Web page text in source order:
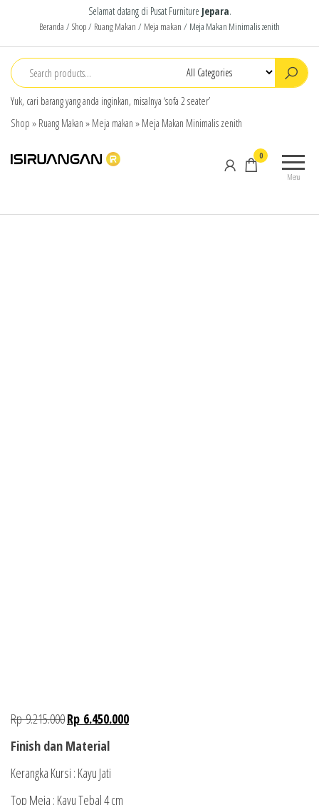
Selamat datang di Pusat Furniture Jepara.
Beranda / Shop/ Ruang Makan / Meja makan / Meja Makan Minimalis zenith
Yuk, cari barang yang anda inginkan, misalnya ‘sofa 2 seater’
Shop » Ruang Makan » Meja makan » Meja Makan Minimalis zenith
products
Menu
0
Rp9.215.000Rp 6.450.000
Finish dan Material
Kerangka Kursi : Kayu Jati
Top Meja : Kayu Tebal 4 cm